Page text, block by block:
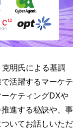
明氏による基調
活躍するマーケテ
ケティングDXや
進する秘訣や、事
いてお話しいただ